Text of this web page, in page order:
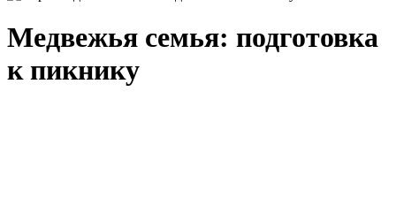
Медвежья семья: подготовка
к пикнику